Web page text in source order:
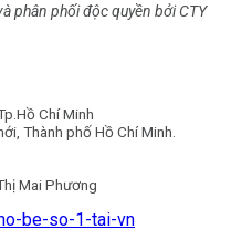
phân phối độc quyền bởi CTY
Chí Minh
Thành phố Hồ Chí Minh.
Mai Phương